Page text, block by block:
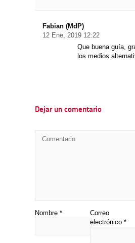
Fabian (MdP)
12 Ene, 2019 12:22
Que buena guía,
los medios
Dejar un comentario
Nombre *
Correo
electrónico *